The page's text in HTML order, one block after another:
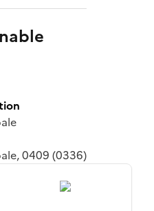
0409 (0336)